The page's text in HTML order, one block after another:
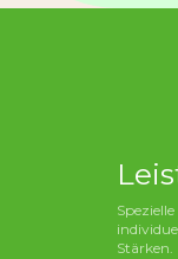
Stärken.